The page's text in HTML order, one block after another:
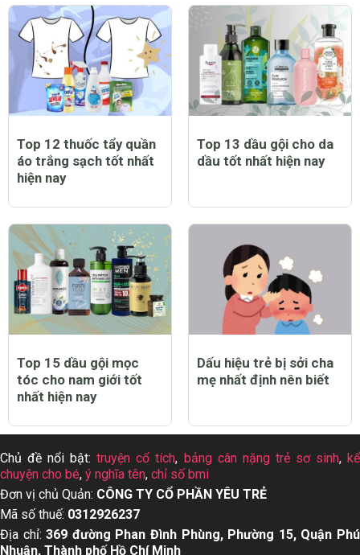
Top 12 thuốc tẩy quần
áo trắng sạch tốt nhất
hiện nay
Top 13 dầu gội cho da
dầu tốt nhất hiện nay
Top 15 dầu gội mọc
tóc cho nam giới tốt
nhất hiện nay
Dấu hiệu trẻ bị sởi cha
mẹ nhất định nên biết
Chủ đề nổi bật:truyện cổ tích, bảng cân nặng trẻ sơ sinh, kể
chuyện cho bé, ý nghĩa tên, chỉ số bmi
Đơn vị chủ Quản: CÔNG TY CỔ PHẦN YÊU TRẺ
Mã số thuế: 0312926237
Địa chỉ:369 đường Phan Đình Phùng, Phường 15, Quận Phú
Nhuận, Thành phố Hồ Chí Minh